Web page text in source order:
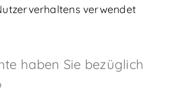
verwendet
haben Sie bezüglich